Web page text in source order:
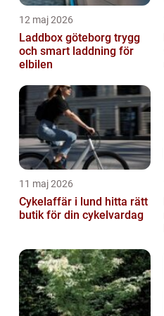
12 maj 2026
Laddbox göteborg trygg
och smart laddning för
elbilen
11 maj 2026
Cykelaffär i lund hitta rätt
butik för din cykelvardag